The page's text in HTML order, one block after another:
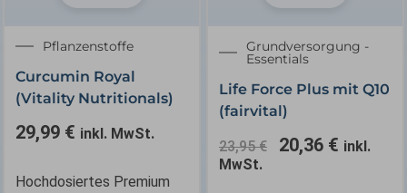
Pflanzenstoffe
Curcumin Royal
(Vitality Nutritionals)
29,99 € inkl. MwSt.
Hochdosiertes Premium
Grundversorgung -
Essentials
Life Force Plus mit Q10
(fairvital)
23,95€
Ursprünglicher
Preis
war:
23,95 €
20,36 €
ist:
20,36 €.
inkl.
MwSt.